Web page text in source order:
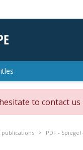
to contact us
PDF -